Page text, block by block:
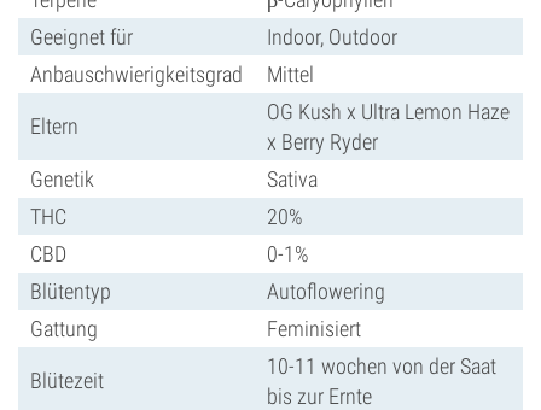
Geeignet für
Indoor, Outdoor
Anbauschwierigkeitsgrad
Mittel
Eltern
OG Kush x Ultra Lemon Haze
x Berry Ryder
Genetik
Sativa
THC
20%
CBD
0-1%
Blütentyp
Autoflowering
Gattung
Feminisiert
Blütezeit
10-11 wochen von der Saat
bis zur Ernte